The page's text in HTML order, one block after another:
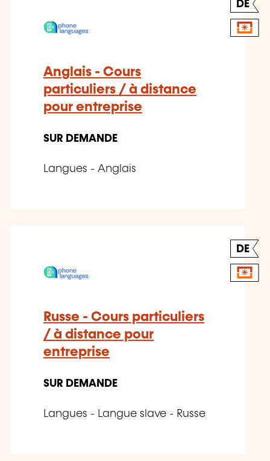
DE
Anglais - Cours
particuliers / à distance
pour entreprise
SUR DEMANDE
Langues - Anglais
DE
Russe - Cours particuliers
/ à distance pour
entreprise
SUR DEMANDE
Langues - Langue slave - Russe